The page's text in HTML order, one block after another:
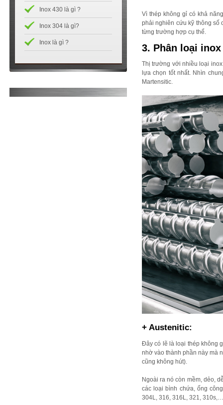
Inox 430 là gì ?
Inox 304 là gì?
Inox là gì ?
Vì thép không gỉ có khả
phải nghiên cứu kỹ thông số
từng trường hợp cụ thể.
3. Phân loại inox
Thị trường với nhiều loại
lựa chọn tốt nhất. Nhìn
Martensitic.
+ Austenitic:
Đây có lẽ là loại thép không
nhờ vào thành phần này mà
cũng không hút).
Ngoài ra nó còn mềm, dẻo,
các loại bình chứa, ống
304L, 316, 316L, 321, 310s,…